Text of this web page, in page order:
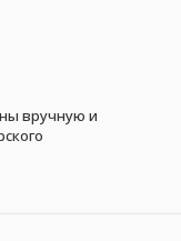
вручную и